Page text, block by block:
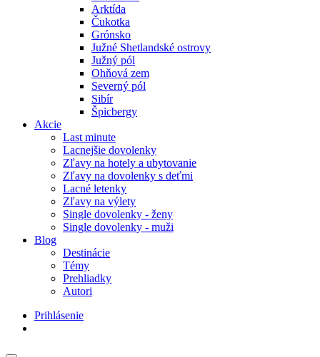
Arktída
Čukotka
Grónsko
Južné Shetlandské ostrovy
Južný pól
Ohňová zem
Severný pól
Sibír
Špicbergy
Akcie
Last minute
Lacnejšie dovolenky
Zľavy na hotely a ubytovanie
Zľavy na dovolenky s deťmi
Lacné letenky
Zľavy na výlety
Single dovolenky - ženy
Single dovolenky - muži
Blog
Destinácie
Témy
Prehliadky
Autori
Prihlásenie